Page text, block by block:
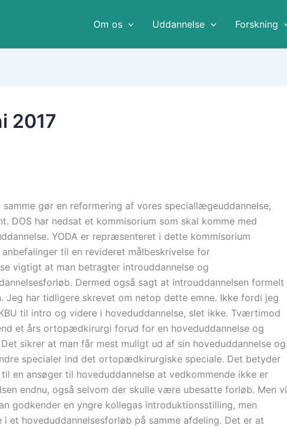
Om os Uddannelse Forskning
2017
gør en reformering af vores speciallægeuddannelse,
DOS har nedsat et kommisorium som skal komme med
YODA er repræsenteret i dette kommisorium
til en revideret målbeskrivelse for
vigtigt at man betragter introuddannelse og
Dermed også sagt at introuddannelsen formelt
Jeg har tidligere skrevet om netop dette emne. Ikke fordi jeg
til intro og videre i hoveduddannelse, slet ikke. Tværtimod
et års ortopædkirurgi forud for en hoveduddannelse og
sikrer at man får mest muligt ud af sin hoveduddannelse og
specialer ind det ortopædkirurgiske speciale. Det betyder
en ansøger til hoveduddannelse at vedkommende ikke er
endnu, også selvom der skulle være ubesatte forløb. Men vi
godkender en yngre kollegas introduktionsstilling, men
et hoveduddannelsesforløb på samme afdeling. Det er at